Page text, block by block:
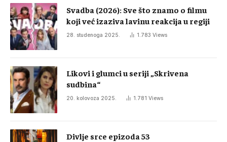
Svadba (2026): Sve što znamo o filmu
koji već izaziva lavinu reakcija u regiji
28. studenoga 2025. 1.783 Views
Likovi i glumci u seriji „Skrivena
sudbina“
20. kolovoza 2025. 1.781 Views
Divlje srce epizoda 53